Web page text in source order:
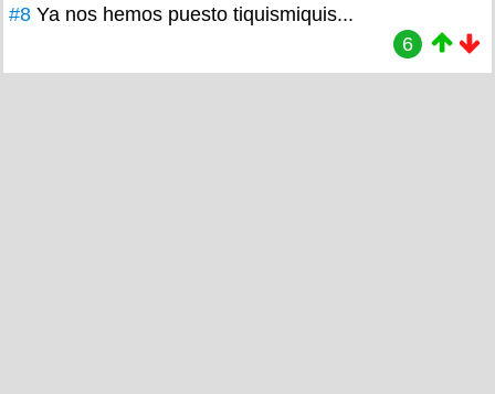
#8 Ya nos hemos puesto tiquismiquis...
6